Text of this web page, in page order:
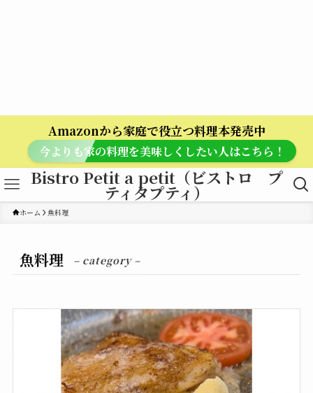
Amazonから家庭で役立つ料理本発売中
今よりも家の料理を美味しくしたい人はこちら！
Bistro Petit a petit（ビストロ プ
ティタプティ）
ホーム 魚料理
魚料理 – category –